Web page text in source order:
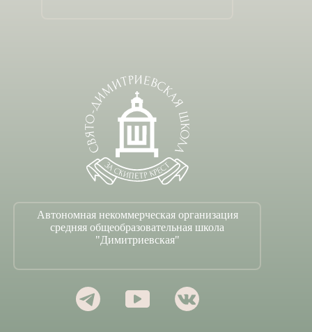
Автономная некоммерческая организация
средняя общеобразовательная школа
"Димитриевская"